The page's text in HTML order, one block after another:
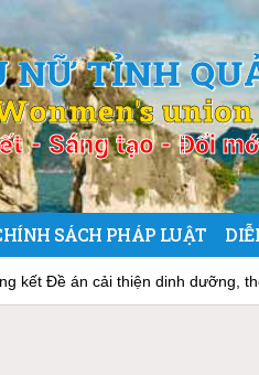
NỮ TỈNH
union
- Sáng tạo - Đổi
SÁCH PHÁP LUẬT
trào phụ nữ năm 2025